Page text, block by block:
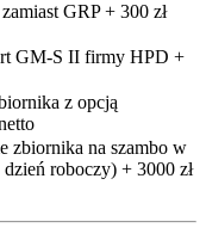
GRP + 300 zł
GM-S II firmy HPD +
z opcją
zbiornika na szambo w
roboczy) + 3000 zł